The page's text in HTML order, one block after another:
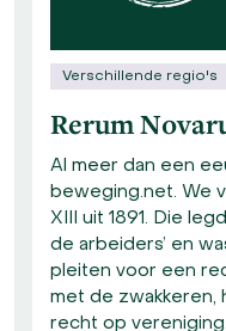
Verschillende regio's
Rerum
Al meer dan een
beweging.net. We
XIII uit 1891. Die
de arbeiders’ en
pleiten voor een
met de zwakkeren,
recht op vereniging.